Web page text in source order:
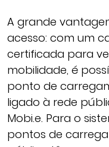
A grande
acesso: com um
certificada para
mobilidade, é
ponto de
ligado à rede
Mobi.e. Para o
pontos de